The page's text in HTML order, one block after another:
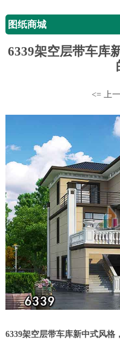
图纸商城
6339架空层带车库
<= 上
6339架空层带车库新中式风格